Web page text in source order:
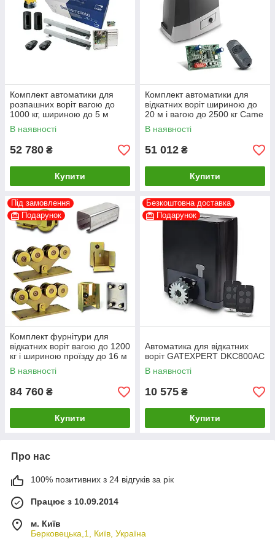
Комплект автоматики для
розпашних воріт вагою до
1000 кг, шириною до 5 м
Came ATI 5024 з приводом
інтенсивного використання
В наявності
52 780 ₴
Купити
Комплект автоматики для
відкатних воріт шириною до
20 м і вагою до 2500 кг Came
BKV-2500M з приводом з
магнітними кінцевиками
В наявності
51 012 ₴
Купити
Під замовлення
Подарунок
Комплект фурнітури для
відкатних воріт вагою до 1200
кг і шириною проїзду до 16 м
Rolling Center Magnum
В наявності
84 760 ₴
Купити
Безкоштовна доставка
Подарунок
Автоматика для відкатних
воріт GATEXPERT DKC800AC
В наявності
10 575 ₴
Купити
Про нас
100% позитивних з 24 відгуків за рік
Працює з 10.09.2014
м. Київ
Берковецька,1, Київ, Україна